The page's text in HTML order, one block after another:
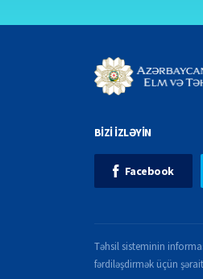
BİZİ İZLƏYİN
Facebook
Təhsil sisteminin
fərdiləşdirmək üçün